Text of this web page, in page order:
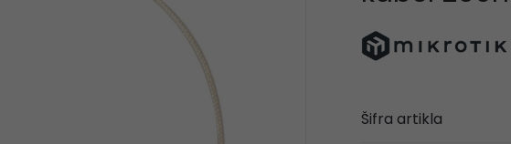
Šifra artikla